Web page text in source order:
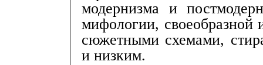
модернизма и
мифологии,
сюжетными схемами,
и низким.